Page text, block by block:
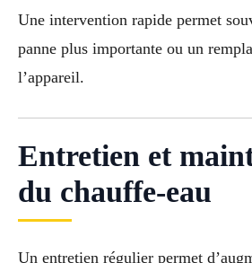
Une intervention rapide permet
panne plus importante ou un
l’appareil.
Entretien et
du chauffe-eau
Un entretien régulier permet